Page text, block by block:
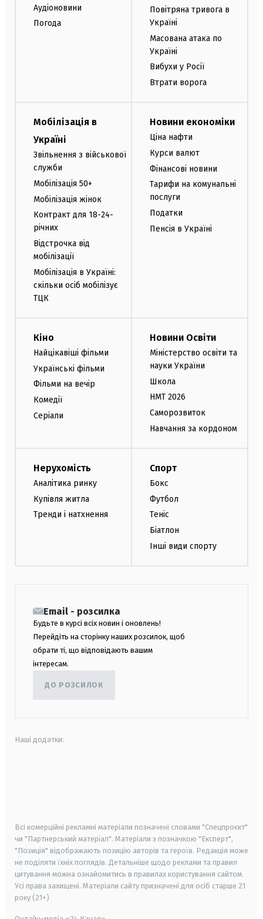
Аудіоновини
Погода
Повітряна тривога в
Україні
Масована атака по
Україні
Вибухи у Росії
Втрати ворога
Мобілізація в
Україні
Звільнення з військової
служби
Мобілізація 50+
Мобілізація жінок
Контракт для 18-24-
річних
Відстрочка від
мобілізації
Мобілізація в Україні:
скільки осіб мобілізує
ТЦК
Новини економіки
Ціна нафти
Курси валют
Фінансові новини
Тарифи на комунальні
послуги
Податки
Пенсія в Україні
Кіно
Найцікавіші фільми
Українські фільми
Фільми на вечір
Комедії
Серіали
Новини Освіти
Міністерство освіти та
науки України
Школа
НМТ 2026
Саморозвиток
Навчання за кордоном
Нерухомість
Аналітика ринку
Купівля житла
Тренди і натхнення
Спорт
Бокс
Футбол
Теніс
Біатлон
Інші види спорту
Email - розсилка
Будьте в курсі всіх новин і оновлень!
Перейдіть на сторінку наших розсилок, щоб
обрати ті, що відповідають вашим
інтересам.
ДО РОЗСИЛОК
Наші додатки:
Всі комерційні рекламні матеріали позначені словами "Спецпроєкт"
чи "Партнерський матеріал". Матеріали з позначкою "Експерт",
"Позиція" відображають позицію авторів та героїв. Редакція може
не поділяти їхніх поглядів. Детальніше щодо реклами та правил
цитування можна ознайомитись в правилах користування сайтом.
Усі права захищені. Матеріали сайту призначені для осіб старше 21
року (21+)